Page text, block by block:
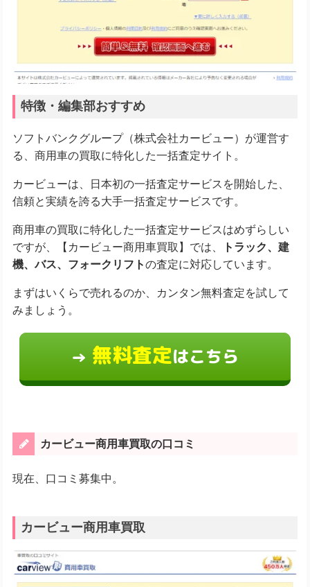
特徴・編集部おすすめ
ソフトバンクグループ（株式会社カービュー）が運営す
る、商用車の買取に特化した一括査定サイト。
カービューは、日本初の一括査定サービスを開始した、
信頼と実績を誇る大手一括査定サービスです。
商用車の買取に特化した一括査定サービスはめずらしい
ですが、【カービュー商用車買取】では、
トラック、建
機、バス、フォークリフトの査定に対応しています。
まずはいくらで売れるのか、カンタン無料査定を試して
みましょう。
→ 無料査定はこちら
カービュー商用車買取の口コミ
現在、口コミ募集中。
カービュー商用車買取